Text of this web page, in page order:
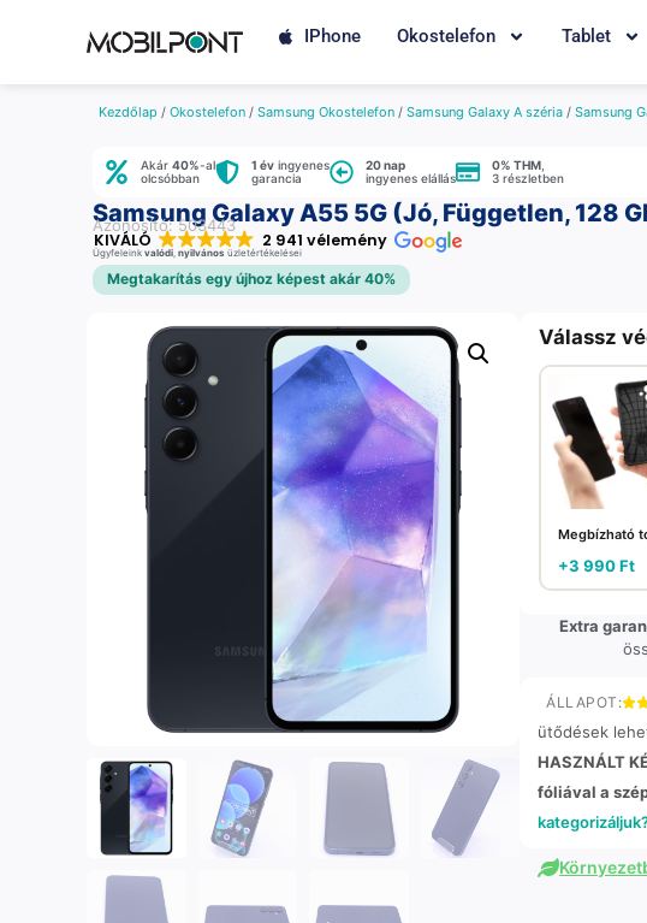
IPhone Okostelefon Tablet
Kezdőlap / Okostelefon / Samsung Okostelefon / Samsung Galaxy A széria / Samsung
Akár 40%-al
olcsóbban
1 év ingyenes
garancia
20 nap
ingyenes elállás
0% THM
3 részletben
Samsung Galaxy A55 5G (Jó, Független, 128
Azonosító: 503443
KIVÁLÓ 2 941 vélemény
Ügyfeleink valódi, nyilvános üzletértékelései
Megtakarítás egy újhoz képest akár 40%
Válassz
Megbízható
+3 990Ft
Extra
ÁLLAPOT:
ütődések
HASZNÁLT
fóliával a